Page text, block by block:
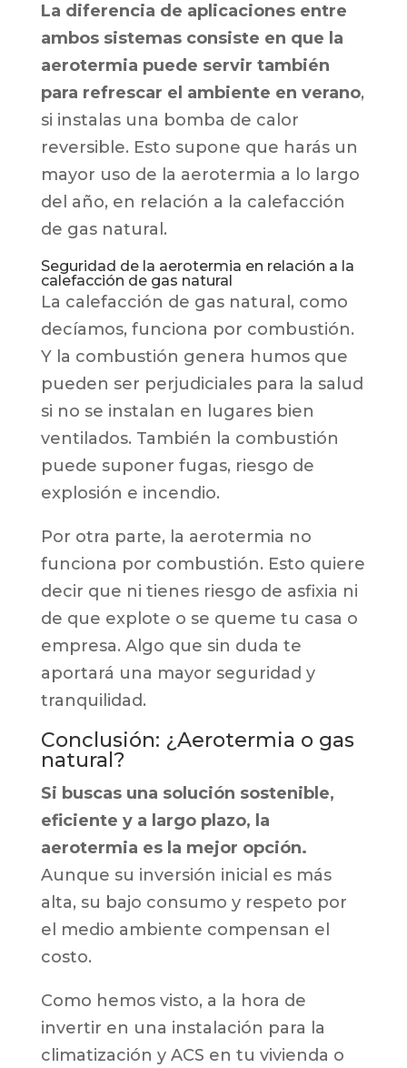
La diferencia de aplicaciones entre
ambos sistemas consiste en que la
aerotermia puede servir también
para refrescar el ambiente en verano,
si instalas una bomba de calor
reversible. Esto supone que harás un
mayor uso de la aerotermia a lo largo
del año, en relación a la calefacción
de gas natural.
Seguridad de la aerotermia en relación a la
calefacción de gas natural
La calefacción de gas natural, como
decíamos, funciona por combustión.
Y la combustión genera humos que
pueden ser perjudiciales para la salud
si no se instalan en lugares bien
ventilados. También la combustión
puede suponer fugas, riesgo de
explosión e incendio.
Por otra parte, la aerotermia no
funciona por combustión. Esto quiere
decir que ni tienes riesgo de asfixia ni
de que explote o se queme tu casa o
empresa. Algo que sin duda te
aportará una mayor seguridad y
tranquilidad.
Conclusión: ¿Aerotermia o gas
natural?
Si buscas una solución sostenible,
eficiente y a largo plazo, la
aerotermia es la mejor opción.
Aunque su inversión inicial es más
alta, su bajo consumo y respeto por
el medio ambiente compensan el
costo.
Como hemos visto, a la hora de
invertir en una instalación para la
climatización y ACS en tu vivienda o